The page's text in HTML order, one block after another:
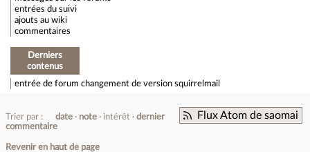
entrées du suivi
ajouts au wiki
commentaires
Derniers
contenus
entrée de forum changement de version squirrelmail
Flux Atom de saomai
Trier par : date note intérêt
dernier
commentaire
Revenir en haut de page